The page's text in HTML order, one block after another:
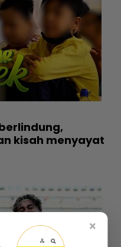
kisah menyayat
×